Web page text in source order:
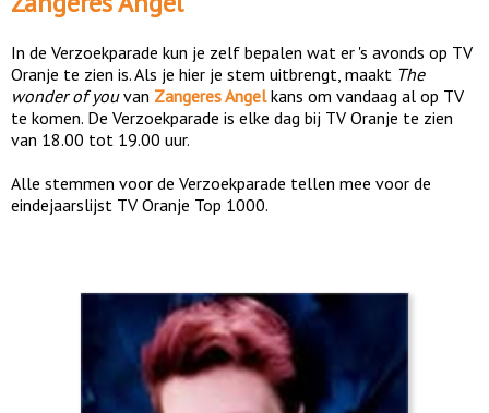
In de Verzoekparade kun je zelf bepalen wat er 's avonds op TV
Oranje te zien is. Als je hier je stem uitbrengt, maakt The
wonder of youvan Zangeres Angelkans om vandaag al op TV
te komen. De Verzoekparade is elke dag bij TV Oranje te zien
van 18.00 tot 19.00 uur.
Alle stemmen voor de Verzoekparade tellen mee voor de
eindejaarslijst TV Oranje Top 1000.